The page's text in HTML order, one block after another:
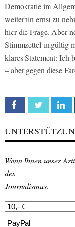
Demokratie im
weiterhin ernst zu
hier die Frage. Aber
Stimmzettel ungültig
klares Statement: Ich
– aber gegen diese
Facebook Twitter
Wenn Ihnen unser
des
Journalismus.